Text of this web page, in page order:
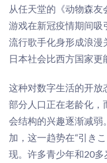
从任天堂的《动物森
游戏在新冠疫情期间吸
流行歌手化身形成浪漫
日本社会比西方国家更
这种对数字生活的开放
部分人口正在老龄化，
会结构的兴趣逐渐减弱。
加 ，这一趋势在“引き
现。许多青少年和20